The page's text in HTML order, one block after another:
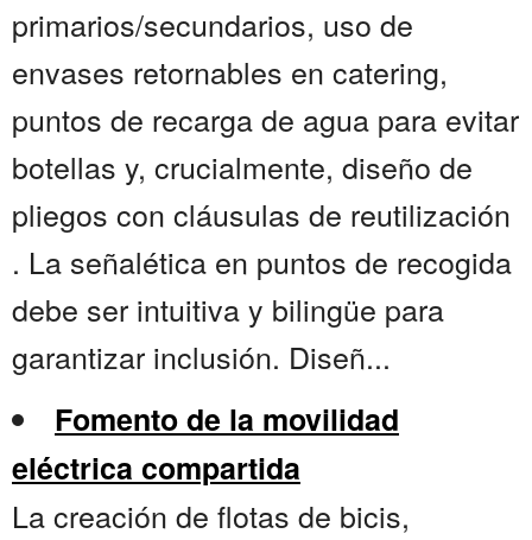
primarios/secundarios, uso de
envases retornables en catering,
puntos de recarga de agua para evitar
botellas y, crucialmente, diseño de
pliegos con cláusulas de reutilización
. La señalética en puntos de recogida
debe ser intuitiva y bilingüe para
garantizar inclusión. Diseñ...
Fomento de la movilidad
eléctrica compartida
La creación de flotas de bicis,